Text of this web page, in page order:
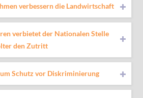
verbessern die Landwirtschaft
verbietet der Nationalen Stelle
den Zutritt
Schutz vor Diskriminierung